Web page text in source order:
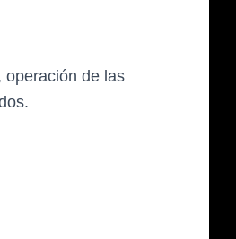
operación de las